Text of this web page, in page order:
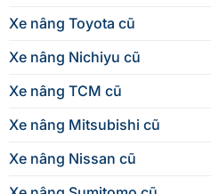
Xe nâng Toyota cũ
Xe nâng Nichiyu cũ
Xe nâng TCM cũ
Xe nâng Mitsubishi cũ
Xe nâng Nissan cũ